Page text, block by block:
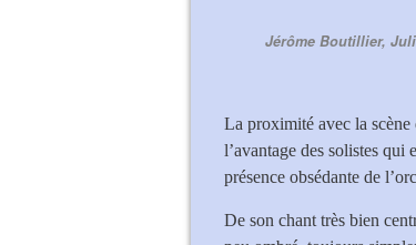
Jérôme Boutillier,
La proximité avec la scène
l’avantage des solistes
présence obsédante de
De son chant très bien